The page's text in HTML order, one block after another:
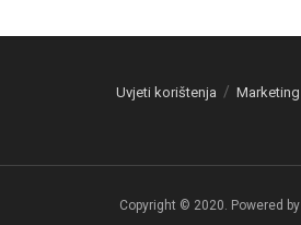
Uvjeti korištenja Marketing
Copyright © 2020. Powered by